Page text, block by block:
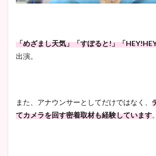
「めざまし天気」「すぽると!」「
出演。
また、アナウンサーとしてだけではなく、
てカメラを回す密着取材も経験しています。